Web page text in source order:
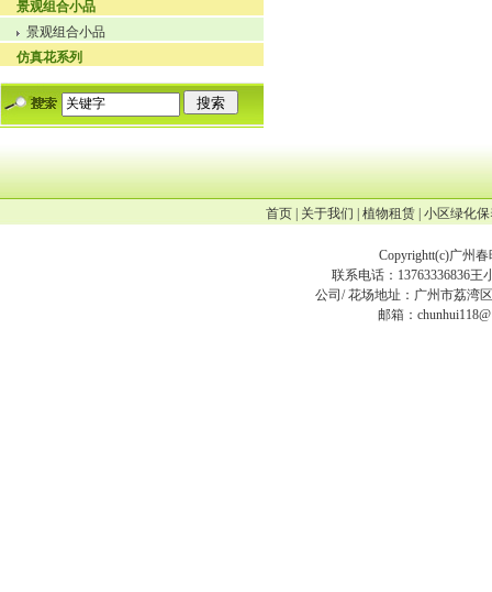
景观组合小品
景观组合小品
仿真花系列
首页 关于我们 植物租赁 小区绿化
Copyrightt(c)广州
联系电话：13763336836王
公司/ 花场地址：广州市荔湾
邮箱：